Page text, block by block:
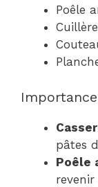
Poêle
pâtes
Poêle
revenir